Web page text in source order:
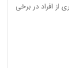
از افراد در برخی